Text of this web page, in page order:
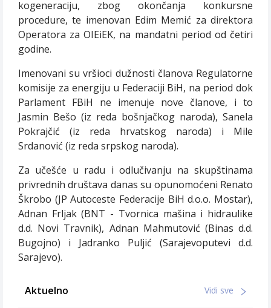
kogeneraciju, zbog okončanja konkursne
procedure, te imenovan Edim Memić za direktora
Operatora za OIEiEK, na mandatni period od četiri
godine.
Imenovani su vršioci dužnosti članova Regulatorne
komisije za energiju u Federaciji BiH, na period dok
Parlament FBiH ne imenuje nove članove, i to
Jasmin Bešo (iz reda bošnjačkog naroda), Sanela
Pokrajčić (iz reda hrvatskog naroda) i Mile
Srdanović (iz reda srpskog naroda).
Za učešće u radu i odlučivanju na skupštinama
privrednih društava danas su opunomoćeni Renato
Škrobo (JP Autoceste Federacije BiH d.o.o. Mostar),
Adnan Frljak (BNT - Tvornica mašina i hidraulike
d.d. Novi Travnik), Adnan Mahmutović (Binas d.d.
Bugojno) i Jadranko Puljić (Sarajevoputevi d.d.
Sarajevo).
Aktuelno Vidi sve